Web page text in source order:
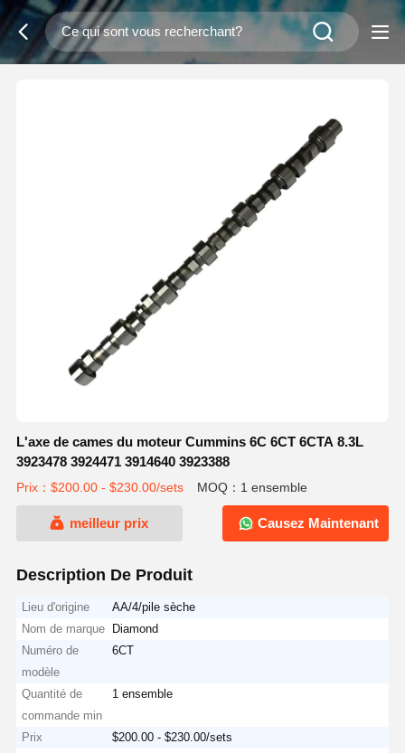
L'axe de cames du moteur Cummins 6C 6CT 6CTA 8.3L
3923478 3924471 3914640 3923388
Prix：$200.00 - $230.00/sets MOQ：1 ensemble
meilleur prix Causez Maintenant
Description De Produit
Lieu d'origine
AA/4/pile sèche
Nom de marque
Diamond
Numéro de
modèle
6CT
Quantité de
commande min
1 ensemble
Prix
$200.00 - $230.00/sets